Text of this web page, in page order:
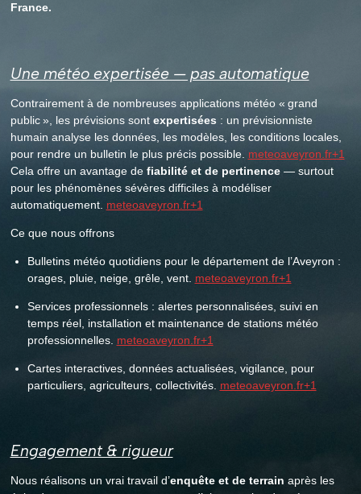
France.
Une météo expertisée — pas automatique
Contrairement à de nombreuses applications météo « grand
public », les prévisions sont expertisées : un prévisionniste
humain analyse les données, les modèles, les conditions locales,
pour rendre un bulletin le plus précis possible. meteoaveyron.fr+1
Cela offre un avantage de fiabilité et de pertinence— surtout
pour les phénomènes sévères difficiles à modéliser
automatiquement. meteoaveyron.fr+1
Ce que nous offrons
Bulletins météo quotidiens pour le département de l’Aveyron :
orages, pluie, neige, grêle, vent. meteoaveyron.fr+1
Services professionnels : alertes personnalisées, suivi en
temps réel, installation et maintenance de stations météo
professionnelles. meteoaveyron.fr+1
Cartes interactives, données actualisées, vigilance, pour
particuliers, agriculteurs, collectivités. meteoaveyron.fr+1
Engagement & rigueur
Nous réalisons un vrai travail d’enquête et de terrain après les